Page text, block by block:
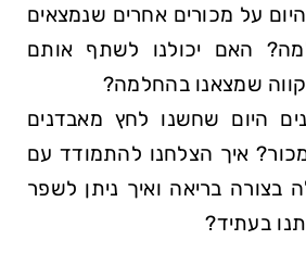
על מכורים אחרים שנמצאים
האם יכולנו לשתף אותם
שמצאנו בהחלמה?
היום שחשנו לחץ מאבדנים
איך הצלחנו להתמודד עם
בצורה בריאה ואיך ניתן לשפר
בעתיד?